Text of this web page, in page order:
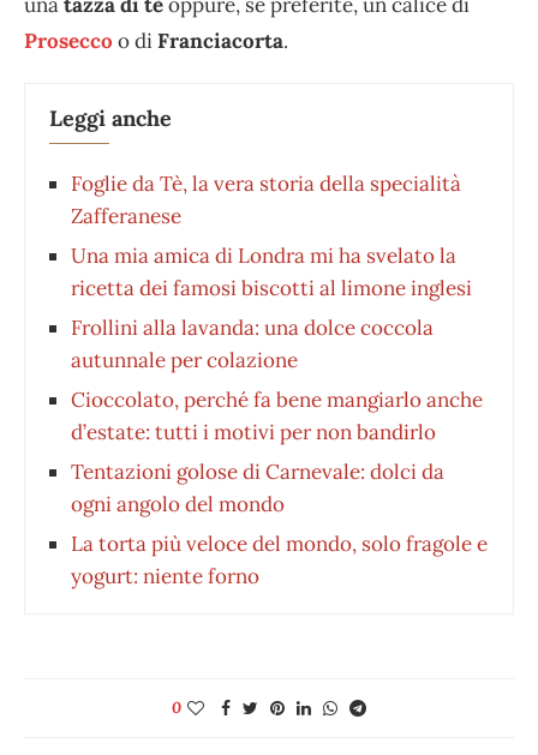
Prosecco o diFranciacorta.
Leggi anche
Foglie da Tè, la vera storia della specialità
Zafferanese
Una mia amica di Londra mi ha svelato la
ricetta dei famosi biscotti al limone inglesi
Frollini alla lavanda: una dolce coccola
autunnale per colazione
Cioccolato, perché fa bene mangiarlo anche
d’estate: tutti i motivi per non bandirlo
Tentazioni golose di Carnevale: dolci da
ogni angolo del mondo
La torta più veloce del mondo, solo fragole e
yogurt: niente forno
0